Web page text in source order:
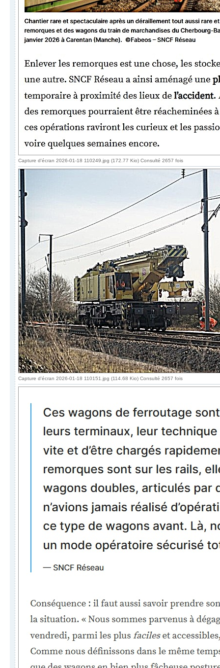
Capture d'écran 2026-01-18 110249.jpg (172.77 Kio) Consulté 2657 fois
Capture d'écran 2026-01-18 110151.jpg (114.68 Kio) Consulté 2657 fois